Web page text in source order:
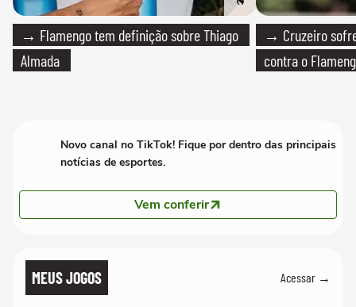
→ Flamengo tem definição sobre Thiago
Almada
→ Cruzeiro
contra o
Novo canal no TikTok! Fique por dentro das principais
notícias de esportes.
Vem conferir
MEUS JOGOS Acessar →